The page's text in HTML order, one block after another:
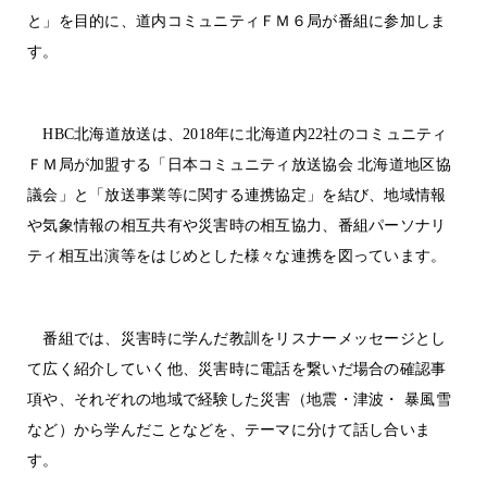
と」を目的に、道内コミュニティＦＭ６局が番組に参加しま
す。
HBC北海道放送は、2018年に北海道内22社のコミュニティ
ＦＭ局が加盟する「日本コミュニティ放送協会 北海道地区協
議会」と「放送事業等に関する連携協定」を結び、地域情報
や気象情報の相互共有や災害時の相互協力、番組パーソナリ
ティ相互出演等をはじめとした様々な連携を図っています。
番組では、災害時に学んだ教訓をリスナーメッセージとし
て広く紹介していく他、災害時に電話を繋いだ場合の確認事
項や、それぞれの地域で経験した災害（地震・津波・ 暴風雪
など）から学んだことなどを、テーマに分けて話し合いま
す。